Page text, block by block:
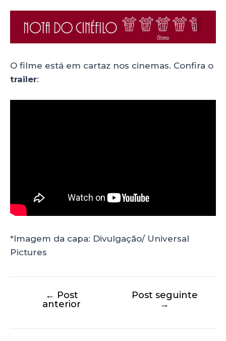
O filme está em cartaz nos cinemas. Confira o
trailer:
*Imagem da capa: Divulgação/ Universal
Pictures
← Post
anterior
Post seguinte
→